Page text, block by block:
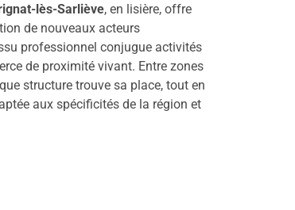
lès-Sarliève, en lisière, offre
de nouveaux acteurs
professionnel conjugue activités
de proximité vivant. Entre zones
structure trouve sa place, tout en
aux spécificités de la région et